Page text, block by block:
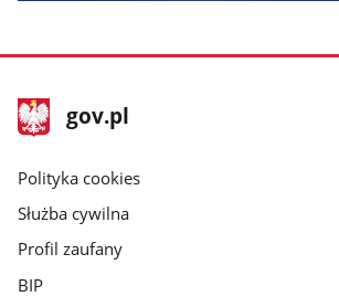
stopka
gov.pl
Strona
gov.pl
gov.pl
Polityka cookies
Służba cywilna
Profil zaufany
BIP